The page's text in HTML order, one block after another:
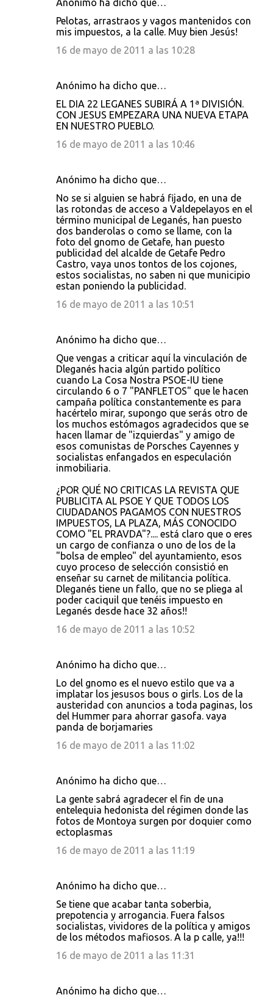
Anónimo ha dicho que…
Pelotas, arrastraos y vagos mantenidos con
mis impuestos, a la calle. Muy bien Jesús!
16 de mayo de 2011 a las 10:28
Anónimo ha dicho que…
EL DIA 22 LEGANES SUBIRÁ A 1ª DIVISIÓN.
CON JESUS EMPEZARA UNA NUEVA ETAPA
EN NUESTRO PUEBLO.
16 de mayo de 2011 a las 10:46
Anónimo ha dicho que…
No se si alguien se habrá fijado, en una de
las rotondas de acceso a Valdepelayos en el
término municipal de Leganés, han puesto
dos banderolas o como se llame, con la
foto del gnomo de Getafe, han puesto
publicidad del alcalde de Getafe Pedro
Castro, vaya unos tontos de los cojones,
estos socialistas, no saben ni que municipio
estan poniendo la publicidad.
16 de mayo de 2011 a las 10:51
Anónimo ha dicho que…
Que vengas a criticar aquí la vinculación de
Dleganés hacia algún partido político
cuando La Cosa Nostra PSOE-IU tiene
circulando 6 o 7 "PANFLETOS" que le hacen
campaña política constantemente es para
hacértelo mirar, supongo que serás otro de
los muchos estómagos agradecidos que se
hacen llamar de "izquierdas" y amigo de
esos comunistas de Porsches Cayennes y
socialistas enfangados en especulación
inmobiliaria.
¿POR QUÉ NO CRITICAS LA REVISTA QUE
PUBLICITA AL PSOE Y QUE TODOS LOS
CIUDADANOS PAGAMOS CON NUESTROS
IMPUESTOS, LA PLAZA, MÁS CONOCIDO
COMO "EL PRAVDA"?.... está claro que o eres
un cargo de confianza o uno de los de la
"bolsa de empleo" del ayuntamiento, esos
cuyo proceso de selección consistió en
enseñar su carnet de militancia política.
Dleganés tiene un fallo, que no se pliega al
poder caciquil que tenéis impuesto en
Leganés desde hace 32 años!!
16 de mayo de 2011 a las 10:52
Anónimo ha dicho que…
Lo del gnomo es el nuevo estilo que va a
implatar los jesusos bous o girls. Los de la
austeridad con anuncios a toda paginas, los
del Hummer para ahorrar gasofa. vaya
panda de borjamaries
16 de mayo de 2011 a las 11:02
Anónimo ha dicho que…
La gente sabrá agradecer el fin de una
entelequia hedonista del régimen donde las
fotos de Montoya surgen por doquier como
ectoplasmas
16 de mayo de 2011 a las 11:19
Anónimo ha dicho que…
Se tiene que acabar tanta soberbia,
prepotencia y arrogancia. Fuera falsos
socialistas, vividores de la política y amigos
de los métodos mafiosos. A la p calle, ya!!!
16 de mayo de 2011 a las 11:31
Anónimo ha dicho que…